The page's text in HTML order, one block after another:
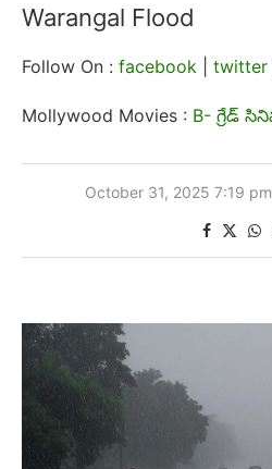
Warangal Flood
Follow On : facebook twitter
Mollywood Movies : B- గ్రేడ్
October 31, 2025 7:19 pm